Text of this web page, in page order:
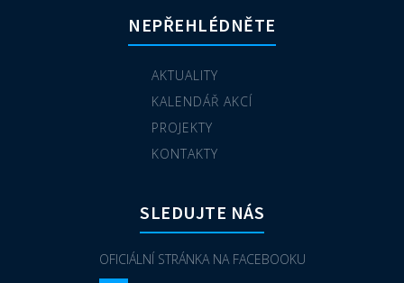
NEPŘEHLÉDNĚTE
AKTUALITY
KALENDÁŘ AKCÍ
PROJEKTY
KONTAKTY
SLEDUJTE NÁS
OFICIÁLNÍ STRÁNKA NA FACEBOOKU